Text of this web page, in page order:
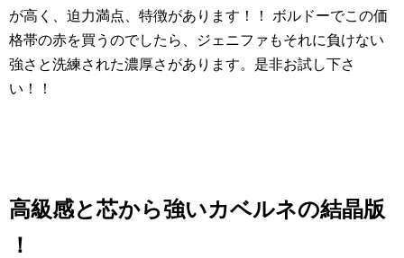
が高く、迫力満点、特徴があります！！ ボルドーでこの価
格帯の赤を買うのでしたら、ジェニファもそれに負けない
強さと洗練された濃厚さがあります。是非お試し下さ
い！！
高級感と芯から強いカベルネの結晶版
！